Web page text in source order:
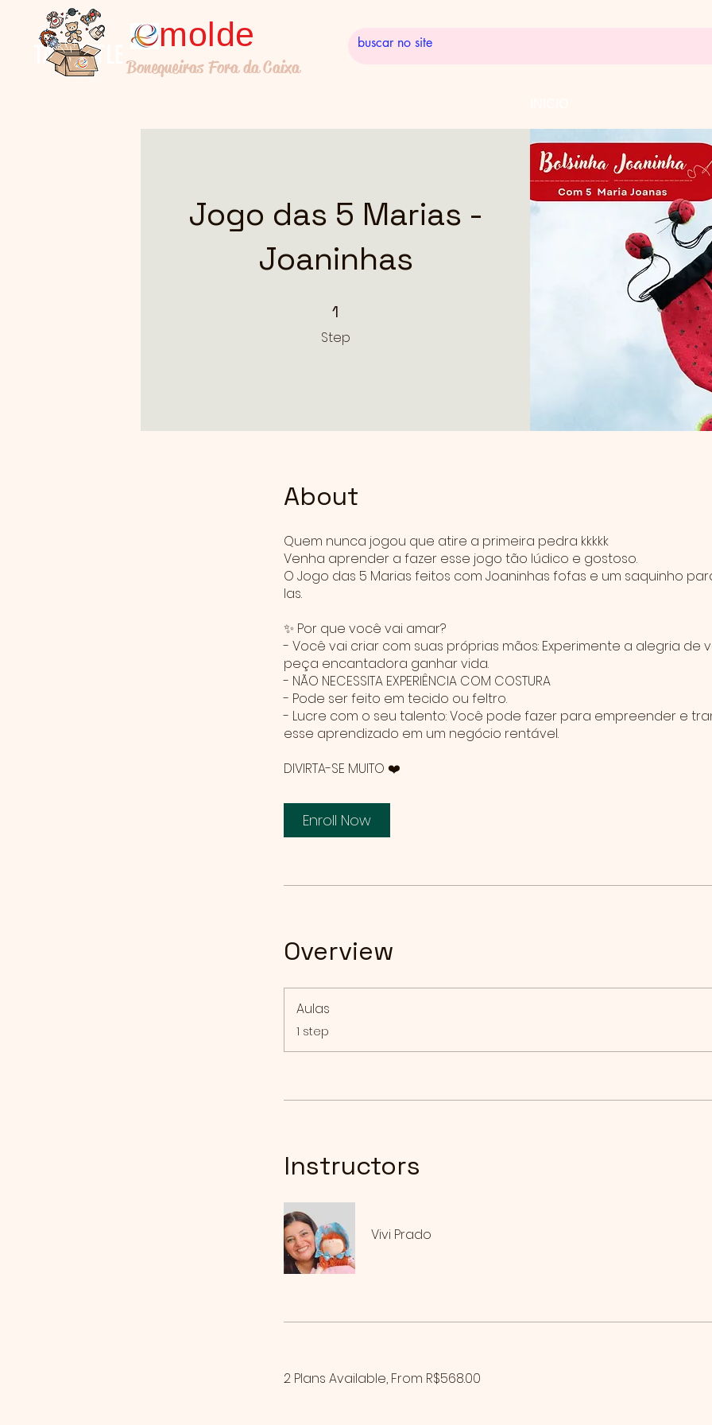
molde
Bonequeiras Fora da Caixa
Jogo das 5 Marias -
Joaninhas
1
Step
1 Step
About
Quem nunca jogou que atire a primeira pedra kkkkk
Venha aprender a fazer esse jogo tão lúdico e gostoso.
O Jogo das 5 Marias feitos com Joaninhas fofas e um saquinho
las.
✨ Por que você vai amar?
- Você vai criar com suas próprias mãos: Experimente a alegria de
peça encantadora ganhar vida.
- NÃO NECESSITA EXPERIÊNCIA COM COSTURA
- Pode ser feito em tecido ou feltro.
- Lucre com o seu talento: Você pode fazer para empreender e
esse aprendizado em um negócio rentável.
DIVIRTA-SE MUITO ❤️
Enroll Now
Overview
Aulas
.1 step
Instructors
Vivi Prado
2 Plans Available, From R$568.00
TALL TITLE